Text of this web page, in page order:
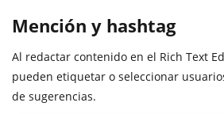
Mención y hashtag
Al redactar contenido en el Rich Text
pueden etiquetar o seleccionar
de sugerencias.